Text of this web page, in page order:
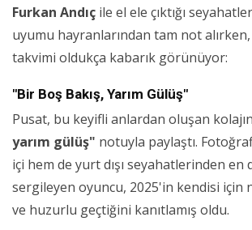
Furkan Andıç ile el ele çıktığı
uyumu hayranlarından tam not alırken,
takvimi oldukça kabarık görünüyor:
"Bir Boş Bakış, Yarım Gülüş"
Pusat, bu keyifli anlardan oluşan
yarım gülüş" notuyla paylaştı.
içi hem de yurt dışı seyahatlerinden en
sergileyen oyuncu, 2025'in kendisi için
ve huzurlu geçtiğini kanıtlamış oldu.